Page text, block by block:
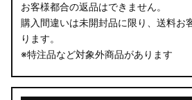
お客様都合の返品はできません。
購入間違いは未開封品に限り、送料お
ります。
※特注品など対象外商品があります